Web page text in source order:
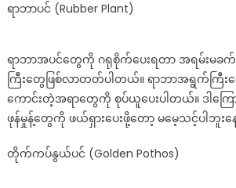
ရာဘာပင် (Rubber Plant)
ရာဘာအပင်တွေကို ဂရုစိုက်ပေးရတာ အရမ်းမခ
ကြီးတွေဖြစ်လာတတ်ပါတယ်။ ရာဘာအရွက်က
ကောင်းတဲ့အရာတွေကို စုပ်ယူပေးပါတယ်။ ဒါက
ဖုန်မှုန့်တွေကို ဖယ်ရှားပေးဖို့တော့ မမေ့သင့်ပါဘူးနေ
တိုက်ကပ်နွယ်ပင် (Golden Pothos)